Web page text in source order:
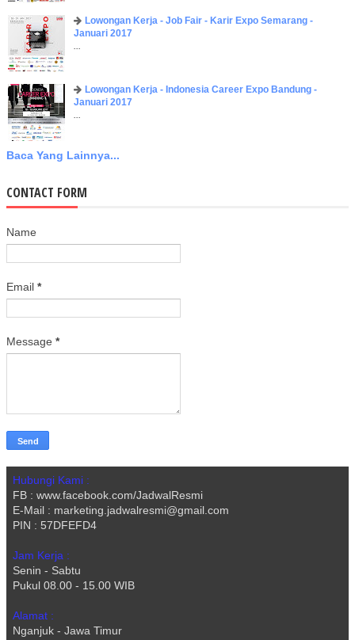
Lowongan Kerja - Job Fair - Karir Expo Semarang -
Januari 2017
...
Lowongan Kerja - Indonesia Career Expo Bandung -
Januari 2017
...
Baca Yang Lainnya...
CONTACT FORM
Name
Email *
Message *
Hubungi Kami :
FB : www.facebook.com/JadwalResmi
E-Mail : marketing.jadwalresmi@gmail.com
PIN : 57DFEFD4
Jam Kerja :
Senin - Sabtu
Pukul 08.00 - 15.00 WIB
Alamat :
Nganjuk - Jawa Timur